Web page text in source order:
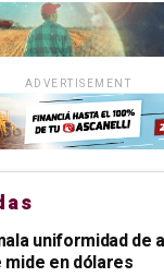
ADVERTISEMENT
uniformidad de
en dólares